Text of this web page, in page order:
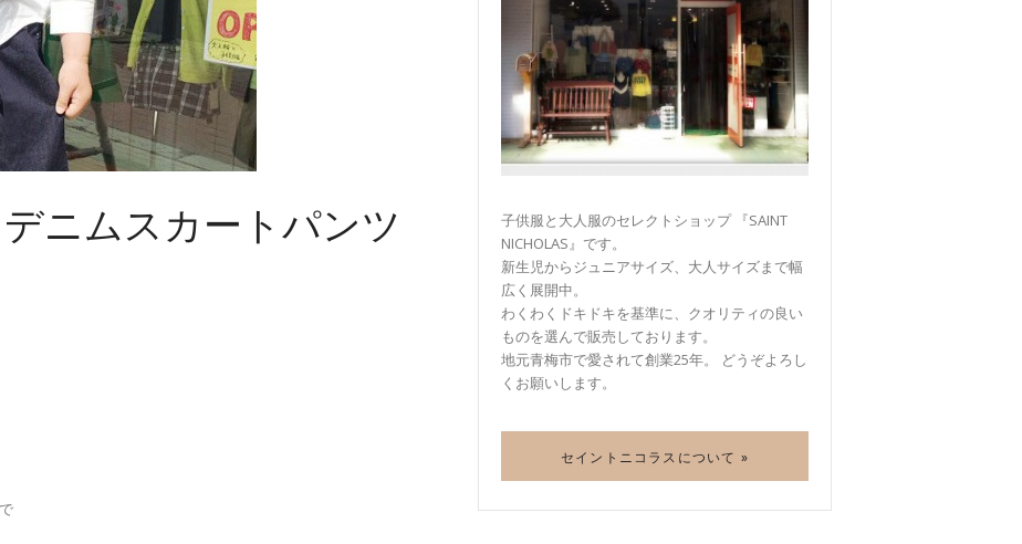
ニムスカートパンツ
子供服と大人服のセレクトショップ 『SAINT
NICHOLAS』です。
新生児からジュニアサイズ、大人サイズまで幅
広く展開中。
わくわくドキドキを基準に、クオリティの良い
ものを選んで販売しております。
地元青梅市で愛されて創業25年。 どうぞよろし
くお願いします。
セイントニコラスについて »